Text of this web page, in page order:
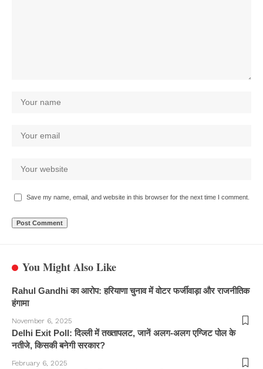
Save my name, email, and website in this browser for the next time I comment.
You Might Also Like
Rahul Gandhi का आरोप: हरियाणा चुनाव में वोटर फर्जीवाड़ा और राजनीतिक
हंगामा
November 6, 2025
Delhi Exit Poll: दिल्ली में तख्तापलट, जानें अलग-अलग एग्जिट पोल के
नतीजे, किसकी बनेगी सरकार?
February 6, 2025